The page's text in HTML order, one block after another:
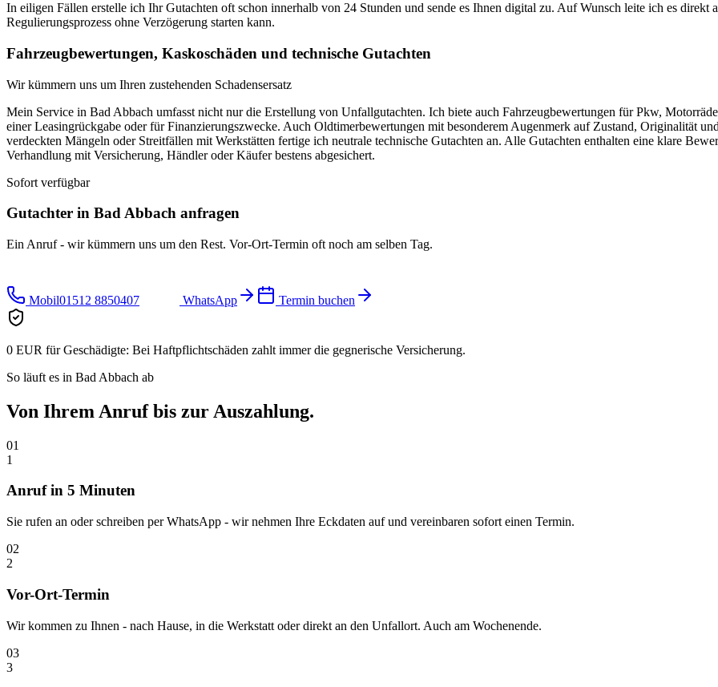
In eiligen Fällen erstelle ich Ihr Gutachten oft schon innerhalb von 24 Stunden und sende es Ihnen digital zu. Auf Wunsch leite ich es
Regulierungsprozess ohne Verzögerung starten kann.
Fahrzeugbewertungen, Kaskoschäden und technische Gutachten
Wir kümmern uns um Ihren zustehenden Schadensersatz
Mein Service in Bad Abbach umfasst nicht nur die Erstellung von Unfallgutachten. Ich biete auch Fahrzeugbewertungen für Pkw,
einer Leasingrückgabe oder für Finanzierungszwecke. Auch Oldtimerbewertungen mit besonderem Augenmerk auf Zustand, Originalität
verdeckten Mängeln oder Streitfällen mit Werkstätten fertige ich neutrale technische Gutachten an. Alle Gutachten enthalten eine klare
Verhandlung mit Versicherung, Händler oder Käufer bestens abgesichert.
Sofort verfügbar
Gutachter in Bad Abbach anfragen
Ein Anruf - wir kümmern uns um den Rest. Vor-Ort-Termin oft noch am selben Tag.
Mobil01512 8850407 WhatsApp Termin buchen
0 EUR für Geschädigte: Bei Haftpflichtschäden zahlt immer die gegnerische Versicherung.
So läuft es in Bad Abbach ab
Von Ihrem Anruf bis zur Auszahlung.
01
1
Anruf in 5 Minuten
Sie rufen an oder schreiben per WhatsApp - wir nehmen Ihre Eckdaten auf und vereinbaren sofort einen Termin.
02
2
Vor-Ort-Termin
Wir kommen zu Ihnen - nach Hause, in die Werkstatt oder direkt an den Unfallort. Auch am Wochenende.
03
3